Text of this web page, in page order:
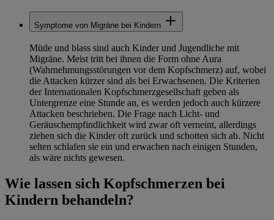
Symptome von Migräne bei Kindern
Müde und blass sind auch Kinder und Jugendliche mit
Migräne. Meist tritt bei ihnen die Form ohne Aura
(Wahrnehmungsstörungen vor dem Kopfschmerz) auf, wobei
die Attacken kürzer sind als bei Erwachsenen. Die Kriterien
der Internationalen Kopfschmerzgesellschaft geben als
Untergrenze eine Stunde an, es werden jedoch auch kürzere
Attacken beschrieben. Die Frage nach Licht- und
Geräuschempfindlichkeit wird zwar oft verneint, allerdings
ziehen sich die Kinder oft zurück und schotten sich ab. Nicht
selten schlafen sie ein und erwachen nach einigen Stunden,
als wäre nichts gewesen.
Wie lassen sich Kopfschmerzen bei
Kindern behandeln?